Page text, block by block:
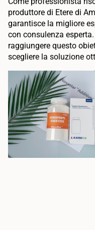
produttore di Etere di
garantisce la migliore
con consulenza
raggiungere questo
scegliere la soluzione